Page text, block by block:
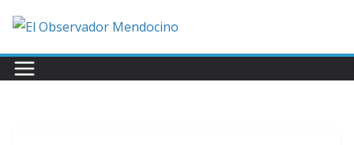
contenido